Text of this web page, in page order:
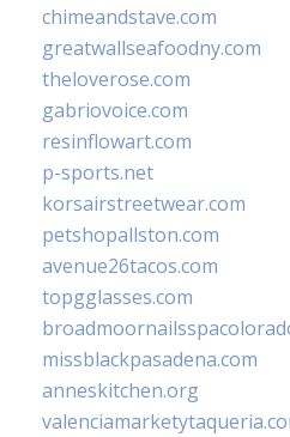
chimeandstave.com
greatwallseafoodny.com
theloverose.com
gabriovoice.com
resinflowart.com
p-sports.net
korsairstreetwear.com
petshopallston.com
avenue26tacos.com
topgglasses.com
missblackpasadena.com
anneskitchen.org